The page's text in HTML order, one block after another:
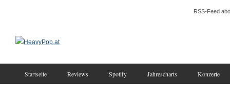
RSS-Feed
Startseite Reviews Spotify Jahrescharts Konzerte